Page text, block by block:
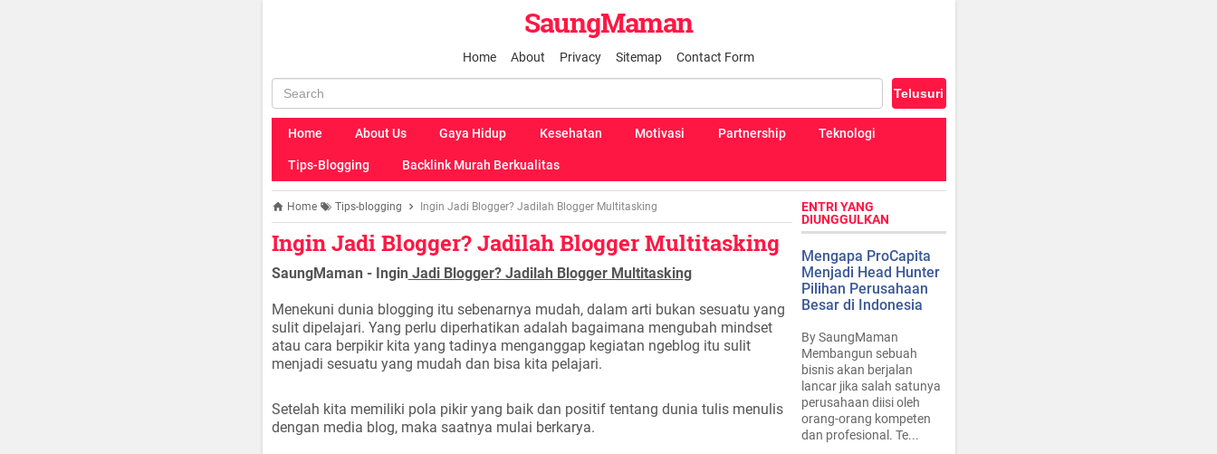
SaungMaman
Home About Privacy Sitemap Contact Form
Home About Us Gaya Hidup Kesehatan Motivasi Partnership Teknologi
Tips-Blogging Backlink Murah Berkualitas
Home Tips-blogging Ingin Jadi Blogger? Jadilah Blogger Multitasking
Ingin Jadi Blogger? Jadilah Blogger Multitasking
SaungMaman - Ingin Jadi Blogger? Jadilah Blogger Multitasking
Menekuni dunia blogging itu sebenarnya mudah, dalam arti bukan sesuatu yang
sulit dipelajari. Yang perlu diperhatikan adalah bagaimana mengubah mindset
atau cara berpikir kita yang tadinya menganggap kegiatan ngeblog itu sulit
menjadi sesuatu yang mudah dan bisa kita pelajari.
Setelah kita memiliki pola pikir yang baik dan positif tentang dunia tulis menulis
dengan media blog, maka saatnya mulai berkarya.
ENTRI YANG
DIUNGGULKAN
Mengapa ProCapita
Menjadi Head Hunter
Pilihan Perusahaan
Besar di Indonesia
By SaungMaman
Membangun sebuah
bisnis akan berjalan
lancar jika salah satunya
perusahaan diisi oleh
orang-orang kompeten
dan profesional. Te...